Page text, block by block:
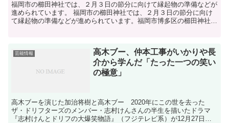
福岡市の櫛田神社では、２月３日の節分に向けて縁起物の準備などが
進められています。 福岡市の櫛田神社では、２月３日の節分に向け
て縁起物の準備などが進められています。福岡市博多区の櫛田神社で
芸能情報
高木ブー、仲本工事がいかりや長
介から学んだ「たった一つの笑い
の極意」
高木ブーを演じた加治将樹と高木ブー 2020年にこの世を去った
ザ・ドリフターズのメンバー・志村けんさんの半生を描いたドラマ
『志村けんとドリフの大爆笑物語』（フジテレビ系）が12月27日に